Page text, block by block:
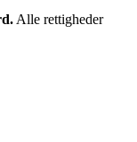
Alle rettigheder